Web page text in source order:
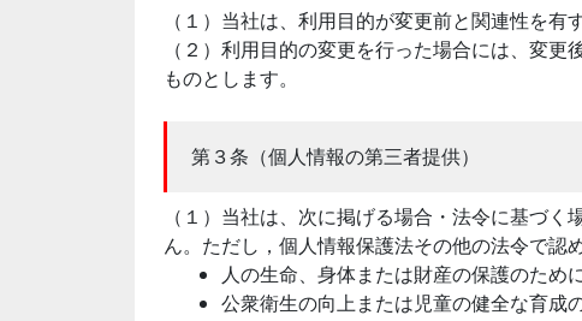
（１）当社は、利用目的が変更前と関連性を
（２）利用目的の変更を行った場合には、変
ものとします。
第３条（個人情報の第三者提供）
（１）当社は、次に掲げる場合・法令に基づ
ん。ただし，個人情報保護法その他の法令で認
人の生命、身体または財産の保護のため
公衆衛生の向上または児童の健全な育成